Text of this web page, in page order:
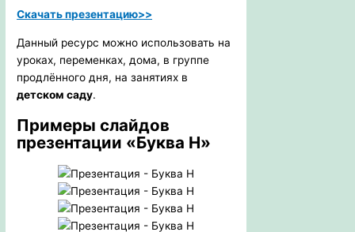
Скачать презентацию>>
Данный ресурс можно использовать на
уроках, переменках, дома, в группе
продлённого дня, на занятиях в
детском саду.
Примеры слайдов
презентации «Буква Н»